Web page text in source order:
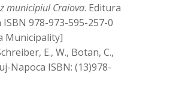
municipiul Craiova. Editura
978-973-595-257-0
Municipality]
E., W., Botan, C.,
Napoca ISBN: (13)978-